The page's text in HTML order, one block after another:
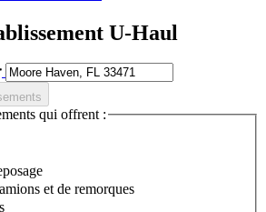
U-Haul
qui offrent :
et de remorques